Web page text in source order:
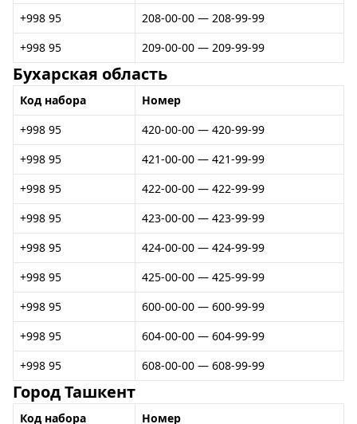
+998 95
208-00-00 — 208-99-99
+998 95
209-00-00 — 209-99-99
Бухарская область
Код набора
Номер
+998 95
420-00-00 — 420-99-99
+998 95
421-00-00 — 421-99-99
+998 95
422-00-00 — 422-99-99
+998 95
423-00-00 — 423-99-99
+998 95
424-00-00 — 424-99-99
+998 95
425-00-00 — 425-99-99
+998 95
600-00-00 — 600-99-99
+998 95
604-00-00 — 604-99-99
+998 95
608-00-00 — 608-99-99
Город Ташкент
Код набора
Номер